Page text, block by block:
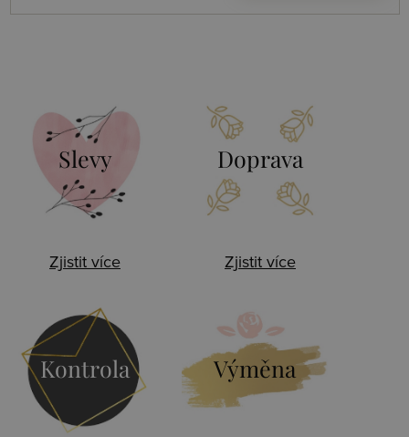
Slevy
Zjistit více
Doprava
Zjistit více
Kontrola Výměna